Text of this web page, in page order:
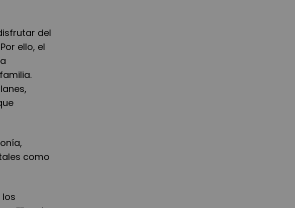
del
ello, el
como